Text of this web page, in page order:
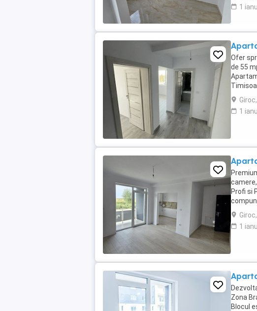
1
Ofer
de 55
interes-
1
Profi si
finisat
1
Zona
Blocul